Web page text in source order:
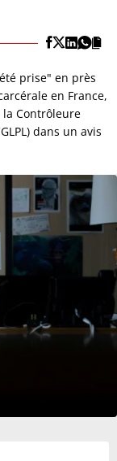
prise" en près
en France,
Contrôleure
dans un avis